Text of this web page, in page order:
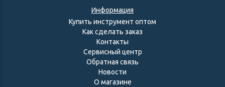
Информация
Купить инструмент оптом
Как сделать заказ
Контакты
Сервисный центр
Обратная связь
Новости
О магазине